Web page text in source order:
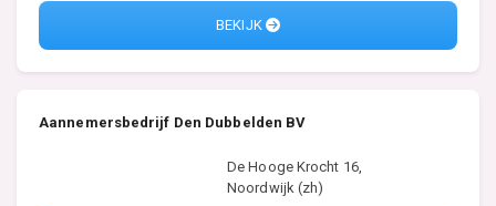
BEKIJK
Aannemersbedrijf Den Dubbelden BV
De Hooge Krocht 16,
Noordwijk (zh)